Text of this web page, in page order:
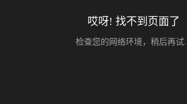
哎呀! 找不到页面了
检查您的网络环境，稍后再试...